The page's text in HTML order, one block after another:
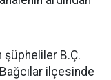
şüpheliler B.Ç.
ilçesinde